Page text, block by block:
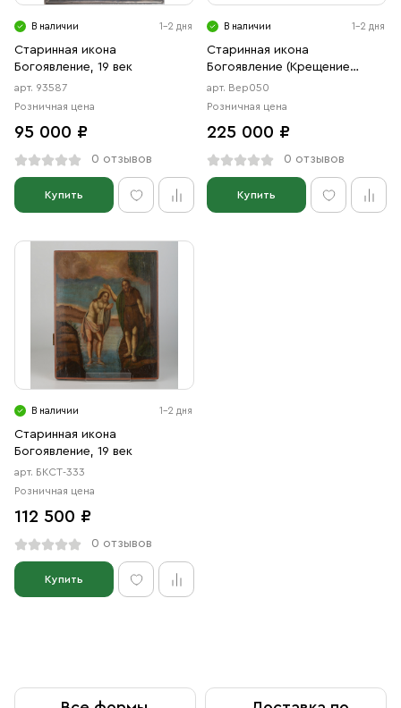
Свечи
Ювелирные изделия
В наличии 1-2 дня
Старинная икона
Богоявление, 19 век
арт. 93587
Розничная цена
95 000 ₽
0 отзывов
Купить
В наличии 1-2 дня
Старинная икона
Богоявление (Крещение
Господне), 19 век
арт. Вер050
Розничная цена
225 000 ₽
0 отзывов
Купить
В наличии 1-2 дня
Старинная икона
Богоявление, 19 век
арт. БКСТ-333
Розничная цена
112 500 ₽
0 отзывов
Купить